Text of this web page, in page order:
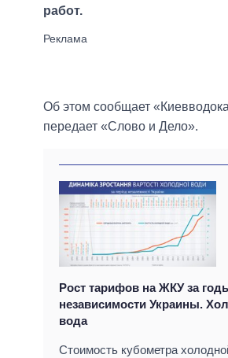
работ.
Об этом сообщает
передает «Слово и Дело».
Рост тарифов на ЖКУ за
независимости Украины.
вода
Стоимость кубометра